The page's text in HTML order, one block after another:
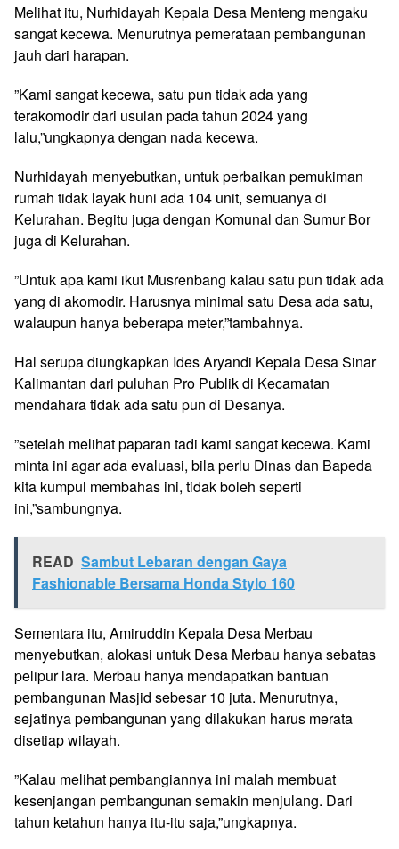
Melihat itu, Nurhidayah Kepala Desa Menteng mengaku
sangat kecewa. Menurutnya pemerataan pembangunan
jauh dari harapan.
”Kami sangat kecewa, satu pun tidak ada yang
terakomodir dari usulan pada tahun 2024 yang
lalu,”ungkapnya dengan nada kecewa.
Nurhidayah menyebutkan, untuk perbaikan pemukiman
rumah tidak layak huni ada 104 unit, semuanya di
Kelurahan. Begitu juga dengan Komunal dan Sumur Bor
juga di Kelurahan.
”Untuk apa kami ikut Musrenbang kalau satu pun tidak ada
yang di akomodir. Harusnya minimal satu Desa ada satu,
walaupun hanya beberapa meter,”tambahnya.
Hal serupa diungkapkan Ides Aryandi Kepala Desa Sinar
Kalimantan dari puluhan Pro Publik di Kecamatan
mendahara tidak ada satu pun di Desanya.
”setelah melihat paparan tadi kami sangat kecewa. Kami
minta ini agar ada evaluasi, bila perlu Dinas dan Bapeda
kita kumpul membahas ini, tidak boleh seperti
ini,”sambungnya.
READ Sambut Lebaran dengan Gaya
Fashionable Bersama Honda Stylo 160
Sementara itu, Amiruddin Kepala Desa Merbau
menyebutkan, alokasi untuk Desa Merbau hanya sebatas
pelipur lara. Merbau hanya mendapatkan bantuan
pembangunan Masjid sebesar 10 juta. Menurutnya,
sejatinya pembangunan yang dilakukan harus merata
disetiap wilayah.
”Kalau melihat pembangiannya ini malah membuat
kesenjangan pembangunan semakin menjulang. Dari
tahun ketahun hanya itu-itu saja,”ungkapnya.